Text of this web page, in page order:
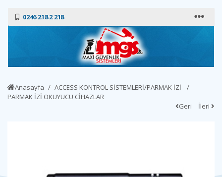
0246 218 2 218
Anasayfa
ACCESS KONTROL SİSTEMLERİ/PARMAK İZİ
PARMAK İZİ OKUYUCU CİHAZLAR
Geri
İleri